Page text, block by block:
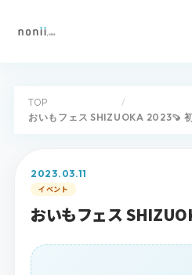
TOP /
おいもフェス SHIZUOKA 2023🍠
2023.03.11
イベント
おいもフェス